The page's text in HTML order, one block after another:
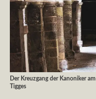
Der Kreuzgang der Kanoniker
Tigges